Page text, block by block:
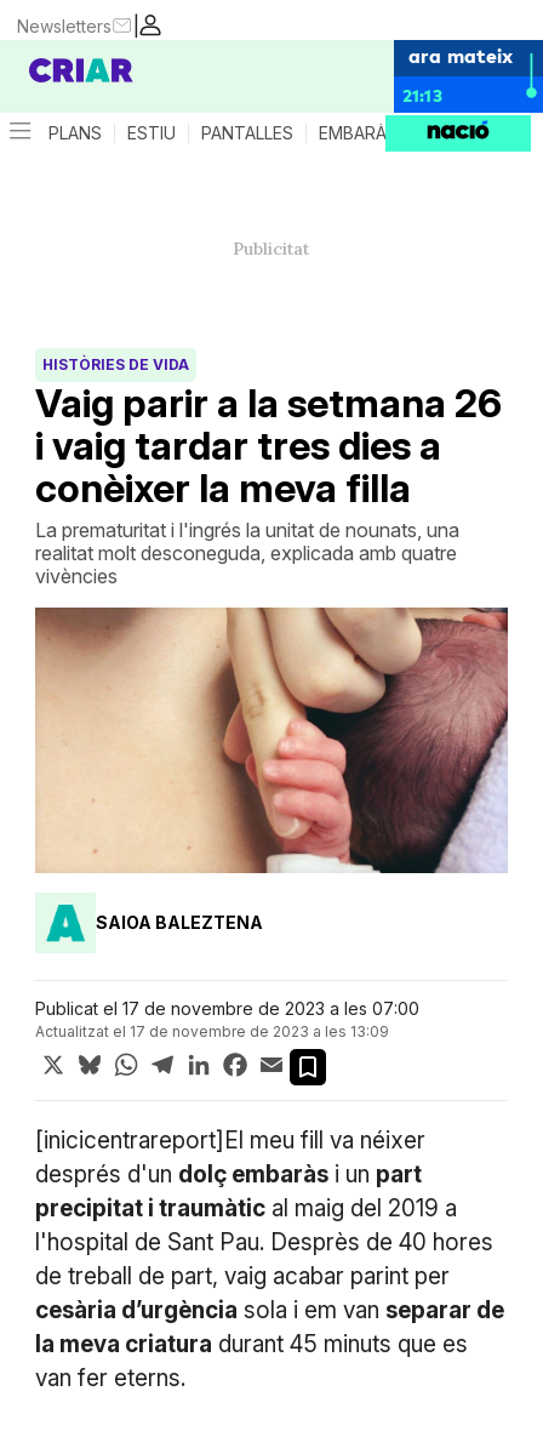
|
Newsletters
ara mateix
21:13
PLANS ESTIU PANTALLES EMBARÀS CRIANÇA
Vaig parir a la setmana 26
i vaig tardar tres dies a
conèixer la meva filla
HISTÒRIES DE VIDA
La prematuritat i l'ingrés la unitat de nounats, una
realitat molt desconeguda, explicada amb quatre
vivències
SAIOA BALEZTENA
Publicat el 17 de novembre de 2023 a les 07:00
Actualitzat el 17 de novembre de 2023 a les 13:09
X BlueskyWhatsApp
TelegramLinkedInFacebook
Email
[inicicentrareport]El meu fill va néixer
després d'un dolç embaràsi un part
precipitat i traumàtical maig del 2019 a
l'hospital de Sant Pau. Desprès de 40 hores
de treball de part, vaig acabar parint per
cesària d’urgència sola i em van separar de
la meva criatura durant 45 minuts que es
van fer eterns.